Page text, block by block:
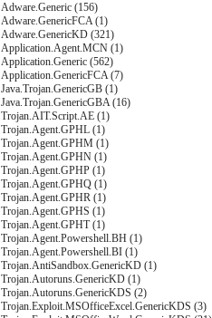
Adware.Generic (156)
Adware.GenericFCA (1)
Adware.GenericKD (321)
Application.Agent.MCN (1)
Application.Generic (562)
Application.GenericFCA (7)
Java.Trojan.GenericGB (1)
Java.Trojan.GenericGBA (16)
Trojan.AIT.Script.AE (1)
Trojan.Agent.GPHL (1)
Trojan.Agent.GPHM (1)
Trojan.Agent.GPHN (1)
Trojan.Agent.GPHP (1)
Trojan.Agent.GPHQ (1)
Trojan.Agent.GPHR (1)
Trojan.Agent.GPHS (1)
Trojan.Agent.GPHT (1)
Trojan.Agent.Powershell.BH (1)
Trojan.Agent.Powershell.BI (1)
Trojan.AntiSandbox.GenericKD (1)
Trojan.Autoruns.GenericKD (1)
Trojan.Autoruns.GenericKDS (2)
Trojan.Exploit.MSOfficeExcel.GenericKDS (3)